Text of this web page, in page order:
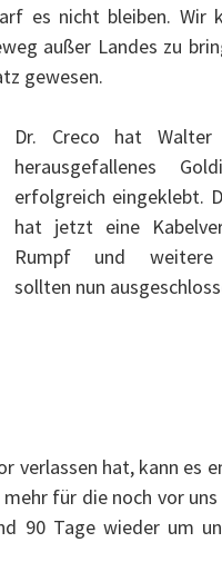
es nicht bleiben. Wir
außer Landes zu
gewesen.
Dr. Creco hat
herausgefallenes
erfolgreich eingeklebt.
hat jetzt eine
Rumpf und weitere
sollten nun
verlassen hat, kann es
für die noch vor
90 Tage wieder um